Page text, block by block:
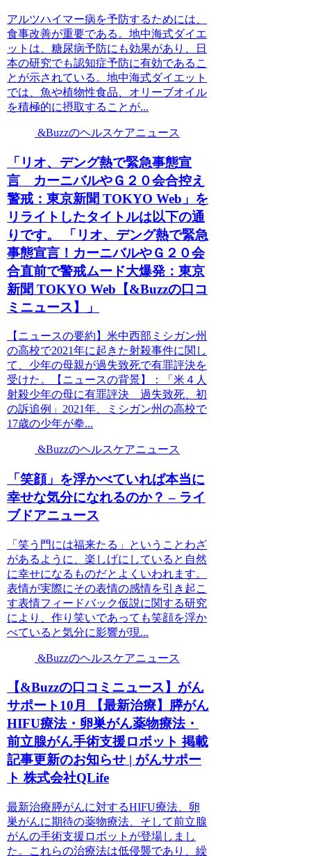
アルツハイマー病を予防するためには、
食事改善が重要である。地中海式ダイエ
ットは、糖尿病予防にも効果があり、日
本の研究でも認知症予防に有効であるこ
とが示されている。地中海式ダイエット
では、魚や植物性食品、オリーブオイル
を積極的に摂取することが...
&Buzzのヘルスケアニュース
「リオ、デング熱で緊急事態宣
言 カーニバルやＧ２０会合控え
警戒：東京新聞 TOKYO Web」を
リライトしたタイトルは以下の通
りです。 「リオ、デング熱で緊急
事態宣言！カーニバルやＧ２０会
合直前で警戒ムード大爆発：東京
新聞 TOKYO Web【&Buzzの口コ
ミニュース】」
【ニュースの要約】米中西部ミシガン州
の高校で2021年に起きた射殺事件に関し
て、少年の母親が過失致死で有罪評決を
受けた。【ニュースの背景】：「米４人
射殺少年の母に有罪評決 過失致死、初
の訴追例」2021年、ミシガン州の高校で
17歳の少年が拳...
&Buzzのヘルスケアニュース
「笑顔」を浮かべていれば本当に
幸せな気分になれるのか？ – ライ
ブドアニュース
「笑う門には福来たる」ということわざ
があるように、楽しげにしていると自然
に幸せになるものだとよくいわれます。
表情が実際にその表情の感情を引き起こ
す表情フィードバック仮説に関する研究
により、作り笑いであっても笑顔を浮か
べていると気分に影響が現...
&Buzzのヘルスケアニュース
【&Buzzの口コミニュース】がん
サポート10月 【最新治療】膵がん
HIFU療法・卵巣がん薬物療法・
前立腺がん手術支援ロボット 掲載
記事更新のお知らせ | がんサポー
ト 株式会社QLife
最新治療膵がんに対するHIFU療法、卵
巣がんに期待の薬物療法、そして前立腺
がんの手術支援ロボットが登場しまし
た。これらの治療法は低侵襲であり、繰